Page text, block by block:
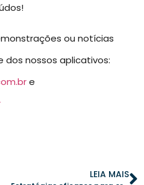
ou notícias
dos nossos aplicativos:
e
LEIA MAIS